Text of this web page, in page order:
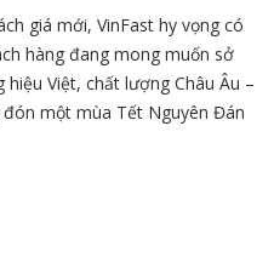
giá mới, VinFast hy vọng có
hàng đang mong muốn sở
Việt, chất lượng Châu Âu –
một mùa Tết Nguyên Đán